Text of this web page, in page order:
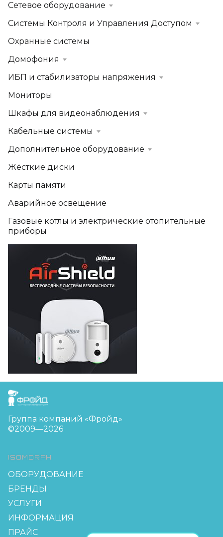
Сетевое оборудование
Системы Контроля и Управления Доступом
Охранные системы
Домофония
ИБП и стабилизаторы напряжения
Мониторы
Шкафы для видеонаблюдения
Кабельные системы
Дополнительное оборудование
Жёсткие диски
Карты памяти
Аварийное освещение
Газовые котлы и электрические отопительные
приборы
FreudGroup
Группа компаний «Фройд»
©2009—2026
ISOMORPH
ОБОРУДОВАНИЕ
БРЕНДЫ
УСЛУГИ
ИНФОРМАЦИЯ
ПРАЙС